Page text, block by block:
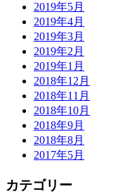
2019年5月
2019年4月
2019年3月
2019年2月
2019年1月
2018年12月
2018年11月
2018年10月
2018年9月
2018年8月
2017年5月
カテゴリー